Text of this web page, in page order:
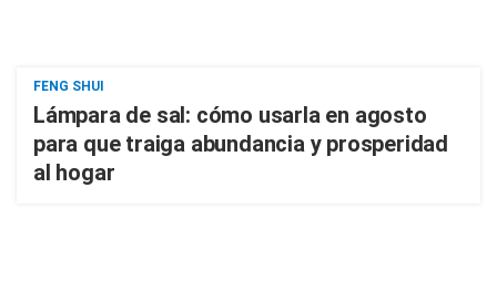
FENG SHUI
Lámpara de sal: cómo usarla en agosto
para que traiga abundancia y prosperidad
al hogar